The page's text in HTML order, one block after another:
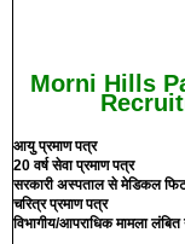
Morni Hills
आयु प्रमाण पत्र
20 वर्ष सेवा प्रमाण पत्र
सरकारी अस्पताल से मेडिकल
चरित्र प्रमाण पत्र
विभागीय/आपराधिक मामला